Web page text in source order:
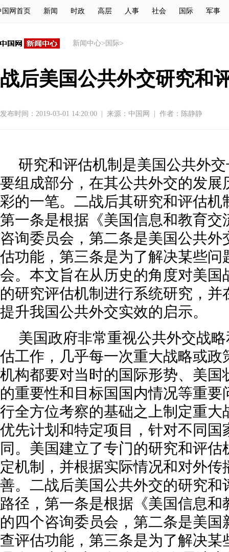
国网首页 新闻 时政 高层 人事 社会 国际 军事
新闻中心> 国际>
战后美国公共外交研究和
发布时间：2019-03-01 14:20:00 来源： 中国网 作者：陈静静
研究和评估机制是美国公共外
要组成部分，在其公共外交的发展
彩的一笔。二战后其研究和评估机
第一条是根据《美国信息和教育交
咨询委员会，第二条是美国公共外
估功能，第三条是为了解决某些问
会。本文旨在从历史的角度对美国
的研究评估机制进行系统研究，并
提升我国公共外交实效的启示。
美国政府非常重视公共外交战
估工作，几乎每一次重大战略或政
机构都要对当时的国际形势、美国
的重要性和目标国国内情况等重要
行全方位考察的基础之上制定重大
优先计划和特定项目，针对不同国
同。美国建立了专门的研究和评
定机制，并根据实际情况和对外传
善。二战后美国公共外交的研究和
路径，第一条是根据《美国信息和
的四个咨询委员会，第二条是美国
查评估功能，第三条是为了解决某